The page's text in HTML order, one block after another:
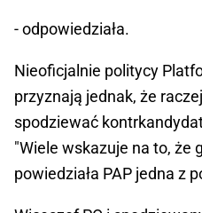
- odpowiedziała.
Nieoficjalnie politycy
przyznają jednak, że
spodziewać
"Wiele wskazuje na to, że
powiedziała PAP jedna z